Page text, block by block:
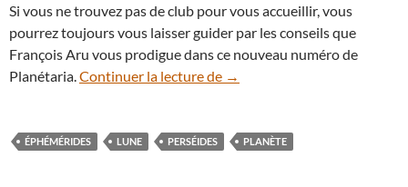
Si vous ne trouvez pas de club pour vous accueillir, vous
pourrez toujours vous laisser guider par les conseils que
François Aru vous prodigue dans ce nouveau numéro de
Planétaria.Continuer la lecture de Que voir dans le ciel
→
ÉPHÉMÉRIDES LUNE PERSÉIDES PLANÈTE